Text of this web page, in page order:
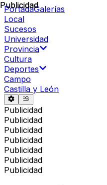
PortadaGalerías
Local
Sucesos
Universidad
Provincia
Cultura
Deportes
Campo
Castilla y León
Publicidad
Publicidad
Publicidad
Publicidad
Publicidad
Publicidad
Publicidad
Publicidad
Publicidad